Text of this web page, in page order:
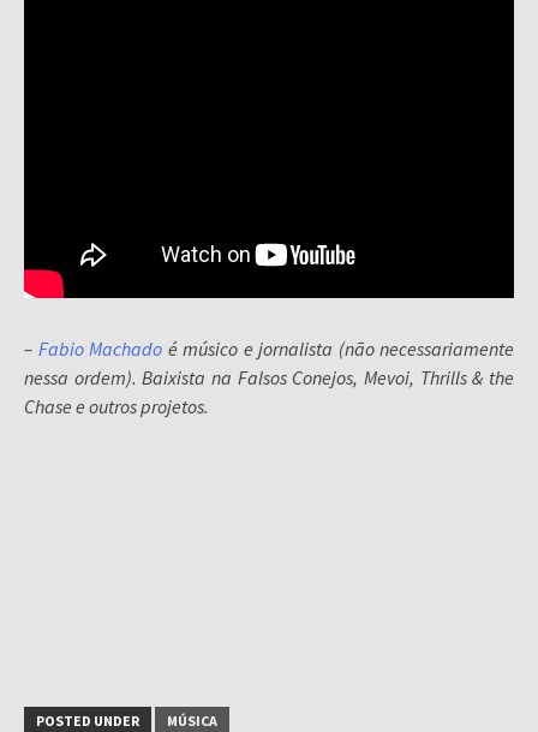
– Fabio Machado é músico e jornalista (não necessariamente
nessa ordem). Baixista na Falsos Conejos, Mevoi, Thrills & the
Chase e outros projetos.
POSTED UNDER
MÚSICA